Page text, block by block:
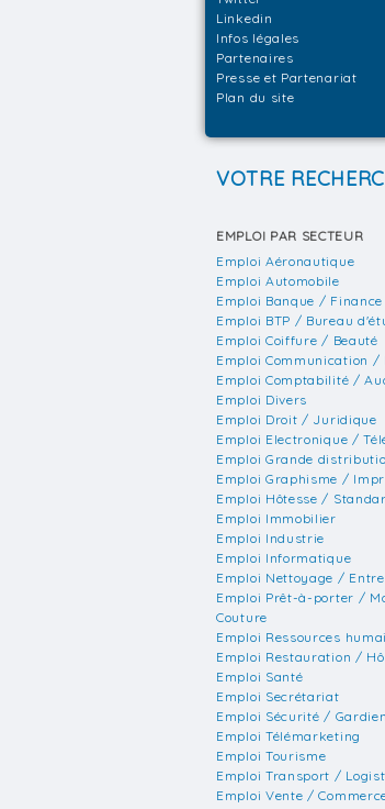
Linkedin
Infos légales
Partenaires
Presse et Partenariat
Plan du site
VOTRE
EMPLOI PAR SECTEUR
Emploi Aéronautique
Emploi Automobile
Emploi Banque / Finance
Emploi BTP / Bureau
Emploi Coiffure / Beauté
Emploi Communication /
Emploi Comptabilité /
Emploi Divers
Emploi Droit / Juridique
Emploi Electronique /
Emploi Grande
Emploi Graphisme /
Emploi Hôtesse /
Emploi Immobilier
Emploi Industrie
Emploi Informatique
Emploi Nettoyage /
Emploi Prêt-à-porter /
Couture
Emploi Ressources
Emploi Restauration /
Emploi Santé
Emploi Secrétariat
Emploi Sécurité /
Emploi Télémarketing
Emploi Tourisme
Emploi Transport /
Emploi Vente /